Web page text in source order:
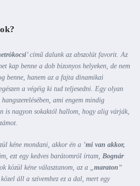
’ című dalunk az abszolút favorit. Az
kap benne a dob bizonyos helyeken, de nem
benne, hanem az a fajta dinamikai
a végéig ki tud teljesedni. Egy olyan
ami engem mindig
is nagyon sokaktól hallom, hogy alig várják,
kéne mondani, akkor én a ’mi van akkor,
ezt egy kedves barátomról írtam, Bognár
közül kéne választanom, az a „maraton ”
áll a szívemhez ez a dal, mert egy